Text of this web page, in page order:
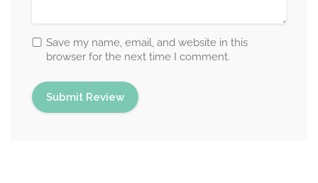
Save my name, email, and website in this
browser for the next time I comment.